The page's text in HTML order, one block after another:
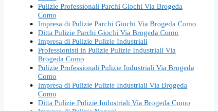
Pulizie Professionali Parchi Giochi Via Brogeda
Como
Impresa di Pulizie Parchi Giochi Via Brogeda Como
Ditta Pulizie Parchi Giochi Via Brogeda Como
Impresa di Pulizie Pulizie Industriali
Professionisti in Pulizie Pulizie Industriali Via
Brogeda Como
Pulizie Professionali Pulizie Industriali Via Brogeda
Como
Impresa di Pulizie Pulizie Industriali Via Brogeda
Como
Ditta Pulizie Pulizie Industriali Via Brogeda Como